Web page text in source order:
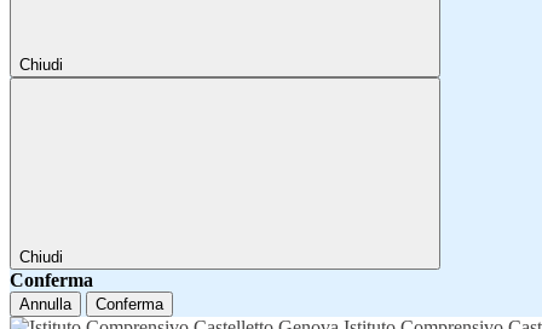
Chiudi
Chiudi
Conferma
Annulla Conferma